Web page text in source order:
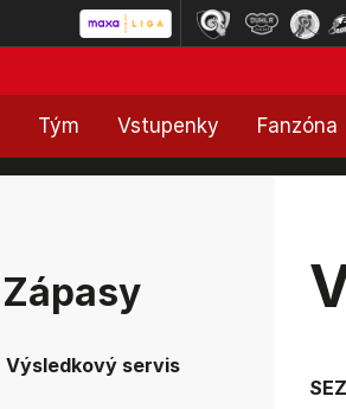
Tým Vstupenky Fanzóna
Zápasy
Výsledkový servis